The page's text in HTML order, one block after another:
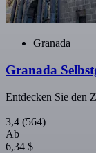
Granada
Granada
Entdecken Sie den
3,4 (564)
Ab
6,34 $